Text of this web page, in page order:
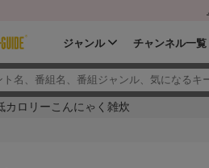
ジャンル チャンネル一覧
カロリーこんにゃく雑炊